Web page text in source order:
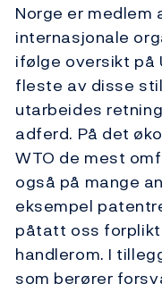
Norge er
internasjonale
ifølge oversikt på
fleste av disse
utarbeides
adferd. På det
WTO de mest
også på mange
eksempel
påtatt oss
handlerom. I
som berører